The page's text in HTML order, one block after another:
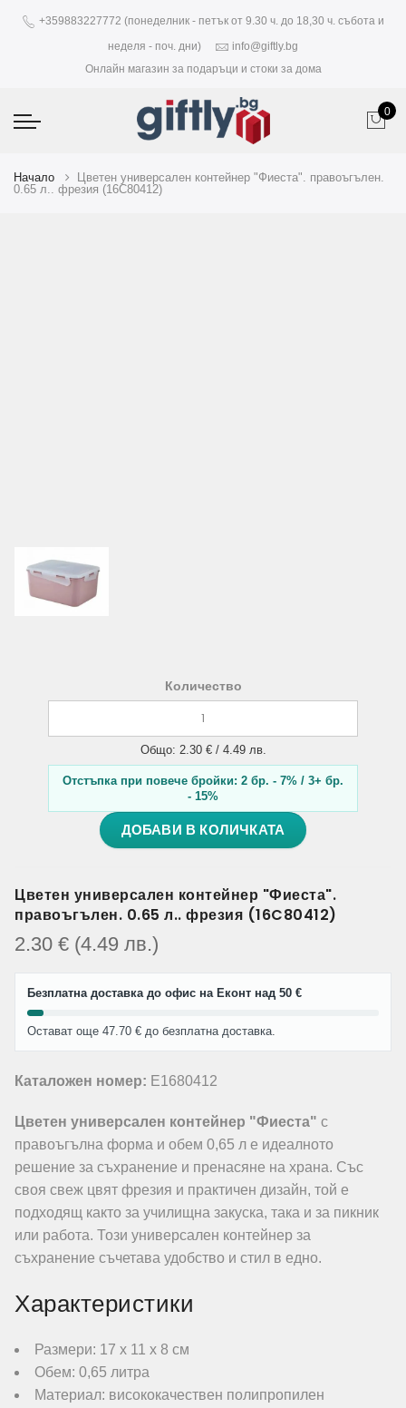
+359883227772 (понеделник - петък от 9.30 ч. до 18,30 ч. събота и
неделя - поч. дни)
info@giftly.bg
Онлайн магазин за подаръци и стоки за дома
0
Начало
Цветен универсален контейнер "Фиеста". правоъгълен.
0.65 л.. фрезия (16C80412)
Количество
Общо: 2.30 € / 4.49 лв.
Отстъпка при повече бройки: 2 бр. - 7% / 3+ бр.
- 15%
ДОБАВИ В КОЛИЧКАТА
Цветен универсален контейнер "Фиеста".
правоъгълен. 0.65 л.. фрезия (16C80412)
2.30 € (4.49 лв.)
Безплатна доставка до офис на Еконт над 50 €
Остават още 47.70 € до безплатна доставка.
Каталожен номер: E1680412
Цветен универсален контейнер "Фиеста" с
правоъгълна форма и обем 0,65 л е идеалното
решение за съхранение и пренасяне на храна. Със
своя свеж цвят фрезия и практичен дизайн, той е
подходящ както за училищна закуска, така и за пикник
или работа. Този универсален контейнер за
съхранение съчетава удобство и стил в едно.
Характеристики
Размери: 17 х 11 х 8 см
Обем: 0,65 литра
Материал: висококачествен полипропилен